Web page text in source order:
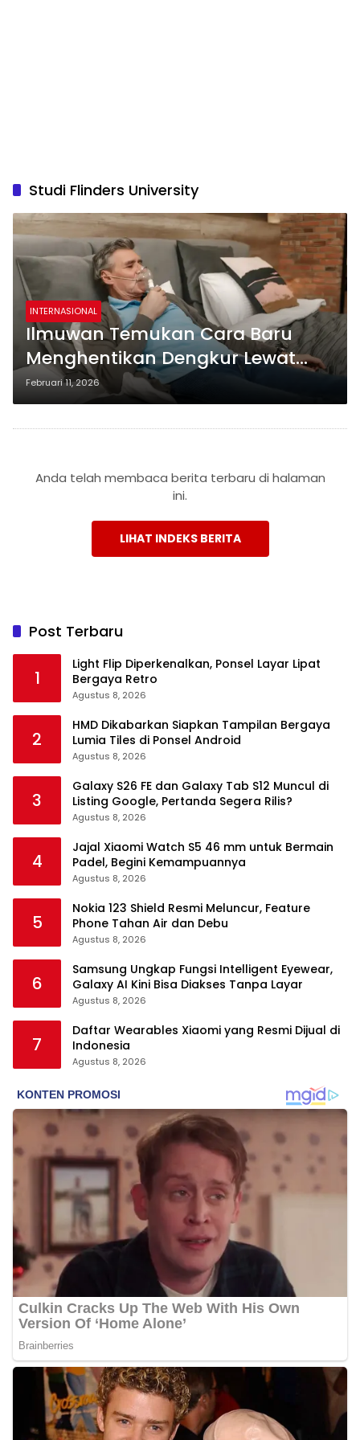
Studi Flinders University
INTERNASIONAL
Ilmuwan Temukan Cara Baru
Menghentikan Dengkur Lewat
Kulit, Minim Operasi
Februari 11, 2026
Anda telah membaca berita terbaru di halaman
ini.
LIHAT INDEKS BERITA
Post Terbaru
1
Light Flip Diperkenalkan, Ponsel Layar Lipat
Bergaya Retro
Agustus 8, 2026
2
HMD Dikabarkan Siapkan Tampilan Bergaya
Lumia Tiles di Ponsel Android
Agustus 8, 2026
3
Galaxy S26 FE dan Galaxy Tab S12 Muncul di
Listing Google, Pertanda Segera Rilis?
Agustus 8, 2026
4
Jajal Xiaomi Watch S5 46 mm untuk Bermain
Padel, Begini Kemampuannya
Agustus 8, 2026
5
Nokia 123 Shield Resmi Meluncur, Feature
Phone Tahan Air dan Debu
Agustus 8, 2026
6
Samsung Ungkap Fungsi Intelligent Eyewear,
Galaxy AI Kini Bisa Diakses Tanpa Layar
Agustus 8, 2026
7
Daftar Wearables Xiaomi yang Resmi Dijual di
Indonesia
Agustus 8, 2026